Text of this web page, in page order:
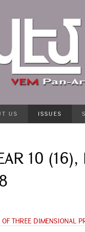
US ISSUES
10
THREE DIMENSIONAL